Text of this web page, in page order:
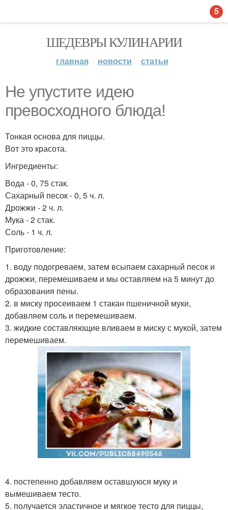
ШЕДЕВРЫ КУЛИНАРИИ
главная новости статьи
Не упустите идею
превосходного блюда!
Тонкая основа для пиццы.
Вот это красота.
Ингредиенты:
Вода - 0, 75 стак.
Сахарный песок - 0, 5 ч. л.
Дрожжи - 2 ч. л.
Мука - 2 стак.
Соль - 1 ч. л.
Приготовление:
1. воду подогреваем, затем всыпаем сахарный песок и
дрожжи, перемешиваем и мы оставляем на 5 минут до
образования пены.
2. в миску просеиваем 1 стакан пшеничной муки,
добавляем соль и перемешиваем.
3. жидкие составляющие вливаем в миску с мукой, затем
перемешиваем.
4. постепенно добавляем оставшуюся муку и
вымешиваем тесто.
5. получается эластичное и мягкое тесто для пиццы,
5